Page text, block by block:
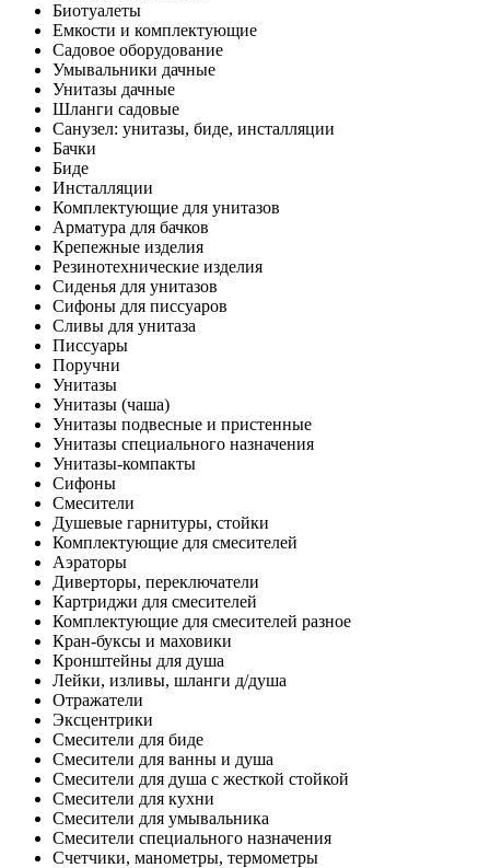
Биотуалеты
Емкости и комплектующие
Садовое оборудование
Умывальники дачные
Унитазы дачные
Шланги садовые
Санузел: унитазы, биде, инсталляции
Бачки
Биде
Инсталляции
Комплектующие для унитазов
Арматура для бачков
Крепежные изделия
Резинотехнические изделия
Сиденья для унитазов
Сифоны для писсуаров
Сливы для унитаза
Писсуары
Поручни
Унитазы
Унитазы (чаша)
Унитазы подвесные и пристенные
Унитазы специального назначения
Унитазы-компакты
Сифоны
Смесители
Душевые гарнитуры, стойки
Комплектующие для смесителей
Аэраторы
Диверторы, переключатели
Картриджи для смесителей
Комплектующие для смесителей разное
Кран-буксы и маховики
Кронштейны для душа
Лейки, изливы, шланги д/душа
Отражатели
Эксцентрики
Смесители для биде
Смесители для ванны и душа
Смесители для душа с жесткой стойкой
Смесители для кухни
Смесители для умывальника
Смесители специального назначения
Счетчики, манометры, термометры